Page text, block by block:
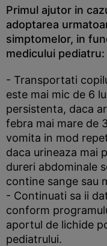
Primul ajutor in
adoptarea
simptomelor, in
medicului pediatru:
- Transportati
este mai mic de 6
persistenta, daca
febra mai mare de
vomita in mod
daca urineaza mai
dureri abdominale
contine sange sau
- Continuati sa ii
conform
aportul de lichide
pediatrului.